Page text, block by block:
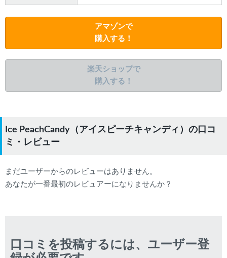
アマゾンで
購入する！
楽天ショップで
購入する！
Ice PeachCandy（アイスピーチキャンディ）の口コ
ミ・レビュー
まだユーザーからのレビューはありません。
あなたが一番最初のレビュアーになりませんか？
口コミを投稿するには、ユーザー登